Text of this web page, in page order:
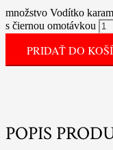
množstvo Vodítko
s čiernou omotávkou
PRIDAŤ DO
POPIS